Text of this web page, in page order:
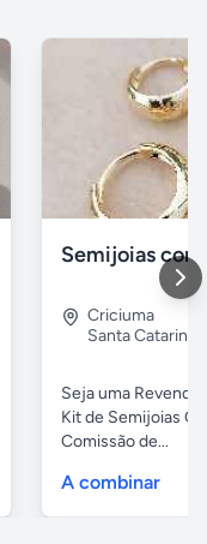
Criciuma
Santa Catarina
Seja uma
Kit de Semijoias
Comissão de...
A combinar